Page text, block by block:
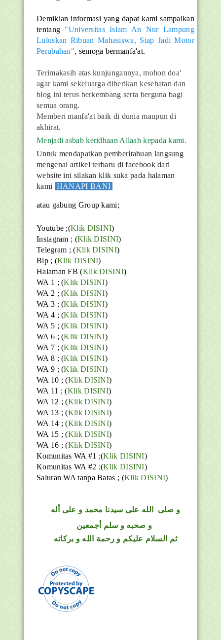
Demikian informasi yang dapat kami sampaikan
tentang "Universitas Islam An Nur Lampung
Luluskan Ribuan Mahasiswa, Siap Jadi Motor
Perubahan", semoga bermanfa'at.
Terimakasih atas kunjungannya, mohon doa'
agar kami sekeluarga diberikan kesehatan dan
blog ini terus berkembang serta berguna bagi
semua orang.
Memberi manfa'at baik di dunia maupun di
akhirat.
Menjadi asbab keridhaan Allaah kepada kami.
Untuk mendapatkan pemberitahuan langsung
mengenai artikel terbaru di facebook dari
website ini silakan klik suka pada halaman
kami HANAPI BANI
atau gabung Group kami;
Youtube ;(Klik DISINI)
Instagram ; (Klik DISINI)
Telegram ;(Klik DISINI)
Bip ; (Klik DISINI)
Halaman FB(Klik DISINI)
WA 1 ; (Klik DISINI)
WA 2 ; (Klik DISINI)
WA 3 ; (Klik DISINI)
WA 4 ; (Klik DISINI)
WA 5 ; (Klik DISINI)
WA 6 ; (Klik DISINI)
WA 7 ; (Klik DISINI)
WA 8 ; (Klik DISINI)
WA 9 ; (Klik DISINI)
WA 10 ; (Klik DISINI)
WA 11 ; (Klik DISINI)
WA 12 ; (Klik DISINI)
WA 13 ; (Klik DISINI)
WA 14 ; (Klik DISINI)
WA 15 ; (Klik DISINI)
WA 16 ; (Klik DISINI)
Komunitas WA #1 ;(Klik DISINI)
Komunitas WA #2 ;(Klik DISINI)
Saluran WA tanpa Batas ; (Klik DISINI)
و صلى الله على سيدنا محمد و على أله
و صحبه و سلم أجمعين
ثم السلام عليكم و رحمة الله و بركاته